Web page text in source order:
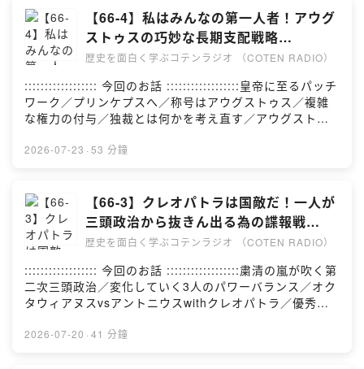
ル：⁠⁠⁠⁠⁠⁠高野菜々子⁠⁠⁠⁠⁠⁠- 制作管理：⁠⁠⁠⁠⁠⁠内山千咲⁠⁠⁠⁠⁠⁠::::::::::::::
COTENについて ::::::::::::::公式サイ
ト：⁠⁠⁠⁠⁠⁠https://coten.co.jp/⁠⁠⁠⁠⁠⁠ 公式X（旧
Twitter）：⁠⁠⁠⁠⁠⁠@CotenInc⁠⁠⁠⁠⁠⁠ 採用情報：⁠⁠⁠⁠⁠⁠こちら⁠⁠⁠⁠⁠⁠::::: ご意
意見・お問い合わせは、お気軽にチャットでお送りくだ
さい。 ▶︎ ⁠⁠⁠⁠⁠⁠お問い合わせ⁠⁠
COTENの活動はCOTEN CREWのみなさんの応援によっ
て成り立っています。 月額サポートで、いっしょに人文
知を社会に活かす仲間になりませんか？▶︎ ⁠⁠⁠⁠⁠⁠COTEN
CREWに参加する⁠⁠⁠⁠⁠⁠:::::::::::::::::: クレジット
::::::::::::::::::- 出演：深井龍之介／⁠⁠⁠⁠⁠⁠楊睿之⁠⁠⁠⁠⁠⁠／⁠⁠⁠⁠⁠⁠樋口聖典⁠⁠⁠⁠⁠⁠-
台本制作：深井龍之介／⁠⁠⁠⁠⁠⁠楊睿之⁠⁠⁠⁠⁠⁠／西谷剛史／橋本雅也-
書籍提供：⁠⁠⁠⁠⁠⁠株式会社バリューブックス⁠⁠⁠⁠⁠⁠- 収録スタジ
オ：⁠⁠⁠⁠⁠⁠ACRO.POLIS⁠⁠⁠⁠⁠⁠- 録音エンジニア：山口裕大- 音声編
集：⁠⁠⁠⁠⁠⁠株式会社FUBI⁠⁠⁠⁠⁠⁠- タイトル作成：⁠⁠⁠⁠⁠⁠政光真吾⁠⁠⁠⁠⁠⁠-
ル：⁠⁠⁠⁠⁠⁠高野菜々子⁠⁠⁠⁠⁠⁠- 制作管理：⁠⁠⁠⁠⁠⁠内山千咲⁠⁠⁠⁠⁠⁠::::::::::::::
COTENについて ::::::::::::::公式サイ
ト：⁠⁠⁠⁠⁠⁠https://coten.co.jp/⁠⁠⁠⁠⁠⁠ 公式X（旧
Twitter）：⁠⁠⁠⁠⁠⁠@CotenInc⁠⁠⁠⁠⁠⁠ 採用情報：⁠⁠⁠⁠⁠⁠こちら⁠⁠⁠⁠⁠⁠::::: ご意
意見・お問い合わせは、お気軽にチャットでお送りくだ
さい。 ▶︎ ⁠⁠⁠⁠⁠⁠お問い合わせ⁠⁠
【66-4】私はみんなの第一人者！アウグ
ストゥスの巧妙な長期支配戦略
【COTEN RADIO 帝政ローマ編4】
歴史を面白く学ぶコテンラジオ （COTEN RADIO）
:::::::::::::::::: 今回のお話 ::::::::::::::::::皇帝に至るパッチ
ワーク／プリンケプスへ／称号はアウグストゥス／複雑
な権力の付与／独裁とは何かを考え直す／アウグストゥ
す。:::::::::::::::::: 参考文献 ::::::::::::::::::参考文献
COTENの活動はCOTEN CREWのみなさんの応援によっ
て成り立っています。 月額サポートで、いっしょに人文
知を社会に活かす仲間になりませんか？▶︎ ⁠⁠⁠⁠⁠⁠COTEN
CREWに参加する⁠⁠⁠⁠⁠⁠:::::::::::::::::: クレジット
::::::::::::::::::- 出演：深井龍之介／⁠⁠⁠⁠⁠⁠楊睿之⁠⁠⁠⁠⁠⁠／⁠⁠⁠⁠⁠⁠樋口聖典⁠⁠⁠⁠⁠⁠-
台本制作：深井龍之介／⁠⁠⁠⁠⁠⁠楊睿之⁠⁠⁠⁠⁠⁠／西谷剛史／橋本雅也-
書籍提供：⁠⁠⁠⁠⁠⁠株式会社バリューブックス⁠⁠⁠⁠⁠⁠- 収録スタジ
オ：⁠⁠⁠⁠⁠⁠ACRO.POLIS⁠⁠⁠⁠⁠⁠- 録音エンジニア：山口裕大- 音声編
集：⁠⁠⁠⁠⁠⁠株式会社FUBI⁠⁠⁠⁠⁠⁠- タイトル作成：⁠⁠⁠⁠⁠⁠政光真吾⁠⁠⁠⁠⁠⁠-
2026-07-23 · 53 分鐘
【66-3】クレオパトラは国敵だ！一人が
三頭政治から抜きん出る為の諜報戦
【COTEN RADIO 帝政ローマ編3】
歴史を面白く学ぶコテンラジオ （COTEN RADIO）
:::::::::::::::::: 今回のお話 ::::::::::::::::::粛清の嵐が吹く第
二次三頭政治／変化していく3人のパワーバランス／オク
タウィアヌスvsアントニウスwithクレオパトラ／優秀な
内容には諸説あります。:::::::::::::::::: 参考文献
2026-07-20 · 41 分鐘